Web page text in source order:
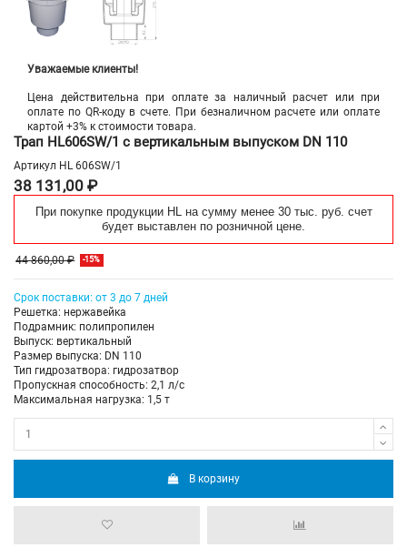
Уважаемые клиенты!
Цена действительна при оплате за наличный расчет или при
оплате по QR-коду в счете. При безналичном расчете или оплате
картой +3% к стоимости товара.
Трап HL606SW/1 с вертикальным выпуском DN 110
Артикул HL 606SW/1
38 131,00 ₽
При покупке продукции HL на сумму менее 30 тыс. руб. счет
будет выставлен по розничной цене.
44 860,00 ₽ -15%
Срок поставки: от 3 до 7 дней
Решетка: нержавейка
Подрамник: полипропилен
Выпуск: вертикальный
Размер выпуска: DN 110
Тип гидрозатвора: гидрозатвор
Пропускная способность: 2,1 л/с
Максимальная нагрузка: 1,5 т
В корзину